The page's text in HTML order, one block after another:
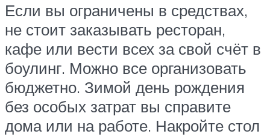
Если вы ограничены в средствах,
не стоит заказывать ресторан,
кафе или вести всех за свой счёт в
боулинг. Можно все организовать
бюджетно. Зимой день рождения
без особых затрат вы справите
дома или на работе. Накройте стол